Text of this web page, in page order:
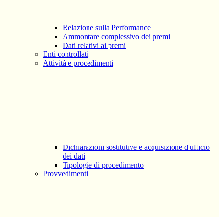
Relazione sulla Performance
Ammontare complessivo dei premi
Dati relativi ai premi
Enti controllati
Attività e procedimenti
Dichiarazioni sostitutive e acquisizione d'ufficio
dei dati
Tipologie di procedimento
Provvedimenti